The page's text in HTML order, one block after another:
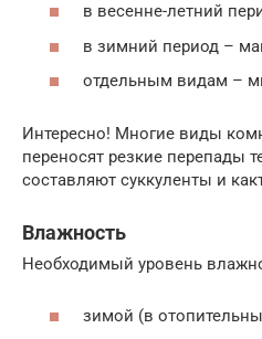
в весенне-летний
в зимний период –
отдельным видам –
Интересно! Многие виды
переносят резкие перепады
составляют суккуленты и
Влажность
Необходимый уровень
зимой (в